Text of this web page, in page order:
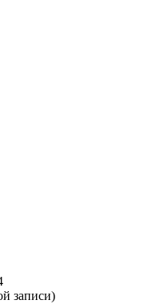
записи)